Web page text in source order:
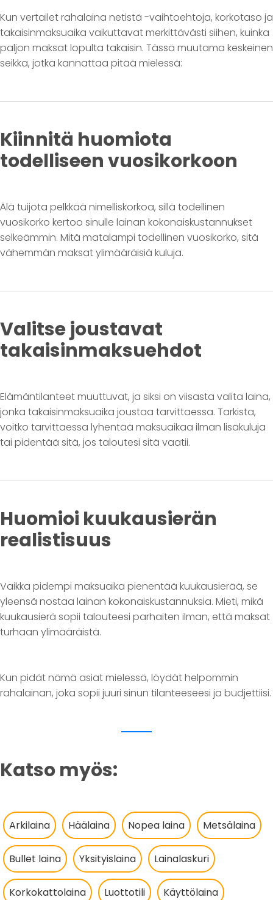
Kun vertailet rahalaina netistä -vaihtoehtoja, korkotaso ja
takaisinmaksuaika vaikuttavat merkittävästi siihen, kuinka
paljon maksat lopulta takaisin. Tässä muutama keskeinen
seikka, jotka kannattaa pitää mielessä:
Kiinnitä huomiota
todelliseen vuosikorkoon
Älä tuijota pelkkää nimelliskorkoa, sillä todellinen
vuosikorko kertoo sinulle lainan kokonaiskustannukset
selkeämmin. Mitä matalampi todellinen vuosikorko, sitä
vähemmän maksat ylimääräisiä kuluja.
Valitse joustavat
takaisinmaksuehdot
Elämäntilanteet muuttuvat, ja siksi on viisasta valita laina,
jonka takaisinmaksuaika joustaa tarvittaessa. Tarkista,
voitko tarvittaessa lyhentää maksuaikaa ilman lisäkuluja
tai pidentää sitä, jos taloutesi sitä vaatii.
Huomioi kuukausierän
realistisuus
Vaikka pidempi maksuaika pienentää kuukausierää, se
yleensä nostaa lainan kokonaiskustannuksia. Mieti, mikä
kuukausierä sopii talouteesi parhaiten ilman, että maksat
turhaan ylimääräistä.
Kun pidät nämä asiat mielessä, löydät helpommin
rahalainan, joka sopii juuri sinun tilanteeseesi ja budjettiisi.
Katso myös:
Arkilaina Häälaina Nopea laina Metsälaina
Bullet laina Yksityislaina Lainalaskuri
Korkokattolaina Luottotili Käyttölaina